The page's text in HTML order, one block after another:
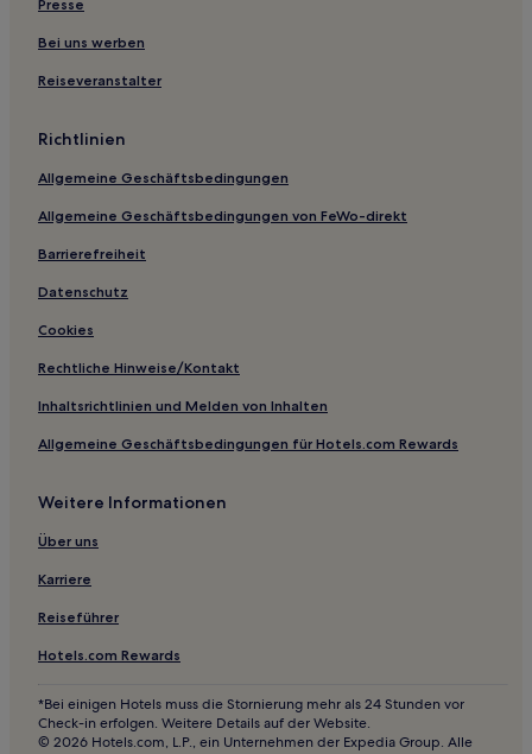
Presse
Bei uns werben
Reiseveranstalter
Richtlinien
Allgemeine Geschäftsbedingungen
Allgemeine Geschäftsbedingungen von FeWo-direkt
Barrierefreiheit
Datenschutz
Cookies
Rechtliche Hinweise/Kontakt
Inhaltsrichtlinien und Melden von Inhalten
Allgemeine Geschäftsbedingungen für Hotels.com Rewards
Weitere Informationen
Über uns
Karriere
Reiseführer
Hotels.com Rewards
*Bei einigen Hotels muss die Stornierung mehr als 24 Stunden vor
Check-in erfolgen. Weitere Details auf der Website.
© 2026 Hotels.com, L.P., ein Unternehmen der Expedia Group. Alle